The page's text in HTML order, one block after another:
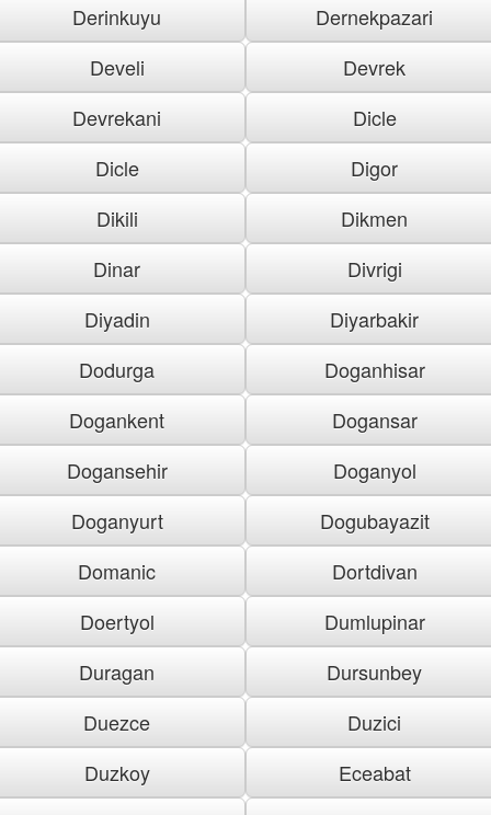
Derinkuyu
Dernekpazari
Develi
Devrek
Devrekani
Dicle
Dicle
Digor
Dikili
Dikmen
Dinar
Divrigi
Diyadin
Diyarbakir
Dodurga
Doganhisar
Dogankent
Dogansar
Dogansehir
Doganyol
Doganyurt
Dogubayazit
Domanic
Dortdivan
Doertyol
Dumlupinar
Duragan
Dursunbey
Duezce
Duzici
Duzkoy
Eceabat